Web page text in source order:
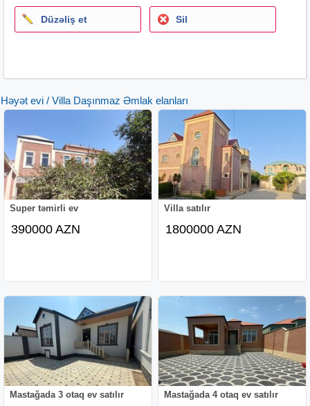
Düzəliş et Sil
Həyət evi / Villa Daşınmaz Əmlak elanları
Super təmirli ev
390000 AZN
Villa satılır
1800000 AZN
Mastağada 3 otaq ev satılır Mastağada 4 otaq ev satılır